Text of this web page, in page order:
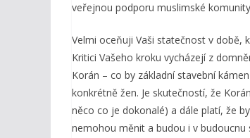
veřejnou podporu muslimské
Velmi oceňuji Vaši statečnost v době,
Kritici Vašeho kroku vycházejí z
Korán – co by základní stavební
konkrétně žen. Je skutečností, že
něco co je dokonalé) a dále platí, že
nemohou měnit a budou i v